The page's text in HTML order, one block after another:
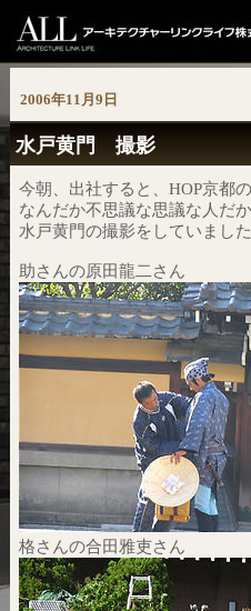
2006年11月9日
水戸黄門 撮影
今朝、出社すると、HOP京都
なんだか不思議な思議な人だか
水戸黄門の撮影をしていました
助さんの原田龍二さん
格さんの合田雅吏さん